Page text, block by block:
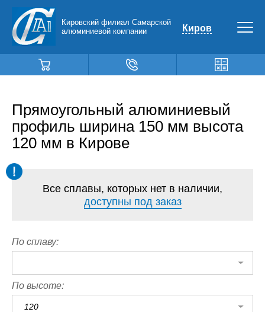
Кировский филиал Самарской
алюминиевой компании
Киров
Прямоугольный алюминиевый
профиль ширина 150 мм высота
120 мм в Кирове
Все сплавы, которых нет в наличии,
доступны под заказ
По сплаву:
По высоте:
120